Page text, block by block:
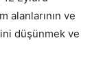
alanlarının ve
düşünmek ve